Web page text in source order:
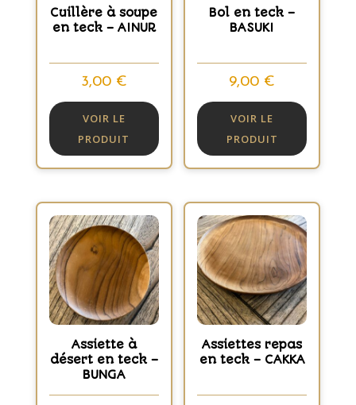
Cuillère à soupe
en teck – AINUR
3,00 €
VOIR LE
PRODUIT
Bol en teck –
BASUKI
9,00 €
VOIR LE
PRODUIT
Assiette à
désert en teck –
BUNGA
Assiettes repas
en teck – CAKKA